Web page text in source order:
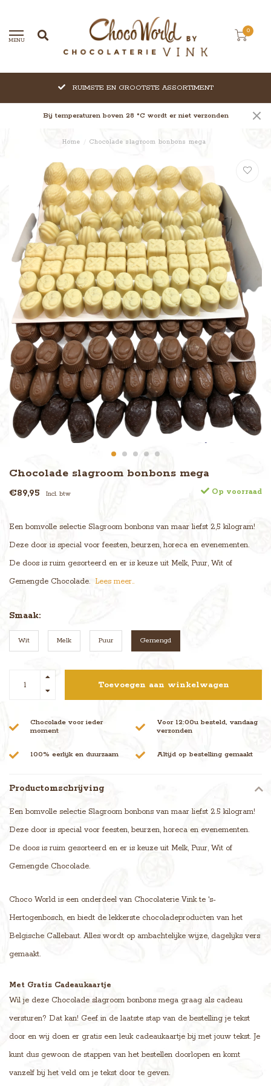
MENU
0
RUIMSTE EN GROOTSTE ASSORTIMENT
Bij temperaturen boven 28 °C wordt er niet verzonden
Home / Chocolade slagroom bonbons mega
Chocolade slagroom bonbons mega
€89,95 Incl. btw Op voorraad
Een bomvolle selectie Slagroom bonbons van maar liefst 2,5 kilogram!
Deze door is special voor feesten, beurzen, horeca en evenementen.
De doos is ruim gesorteerd en er is keuze uit Melk, Puur, Wit of
Gemengde Chocolade. Lees meer..
Smaak:
Wit Melk Puur Gemengd
Toevoegen aan winkelwagen
Chocolade voor ieder
moment
Voor 12:00u besteld, vandaag
verzonden
100% eerlijk en duurzaam Altijd op bestelling gemaakt
Productomschrijving
Een bomvolle selectie Slagroom bonbons van maar liefst 2.5 kilogram!
Deze door is special voor feesten, beurzen, horeca en evenementen.
De doos is ruim gesorteerd en er is keuze uit Melk, Puur, Wit of
Gemengde Chocolade.
Choco World is een onderdeel van Chocolaterie Vink te 's-
Hertogenbosch, en biedt de lekkerste chocoladeproducten van het
Belgische Callebaut. Alles wordt op ambachtelijke wijze, dagelijks vers
gemaakt.
Met Gratis Cadeaukaartje
Wil je deze Chocolade slagroom bonbons mega graag als cadeau
versturen? Dat kan! Geef in de laatste stap van de bestelling je tekst
door en wij doen er gratis een leuk cadeaukaartje bij met jouw tekst. Je
kunt dus gewoon de stappen van het bestellen doorlopen en komt
vanzelf bij het veld om je tekst door te geven.